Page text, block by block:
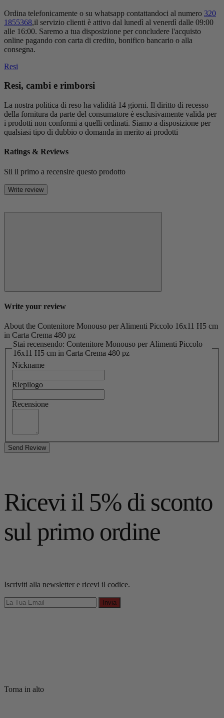
Ordina telefonicamente o su whatsapp contattandoci al numero 320
1855368,il servizio clienti è attivo dal lunedì al venerdì dalle 09:00
alle 16:00. Saremo a tua disposizione per concludere l'acquisto
online pagando con carta di credito, bonifico bancario o alla
consegna.
Resi
Resi, cambi e rimborsi
La nostra politica di reso ha validità 14 giorni. Il diritto di recesso
della fornitura da parte del consumatore è esclusivamente valida per
i prodotti non conformi a quelli ordinati. Siamo a disposizione per
qualsiasi tipo di dubbio o domanda in merito ai prodotti
Ratings & Reviews
Sii il primo a recensire questo prodotto
Write review
Write your review
About the Contenitore Monouso per Alimenti Piccolo 16x11 H5 cm
in Carta Crema 480 pz
Stai recensendo: Contenitore Monouso per Alimenti Piccolo
16x11 H5 cm in Carta Crema 480 pz
Nickname
Riepilogo
Recensione
Send Review
Ricevi il 5% di sconto
sul primo ordine
Iscriviti alla newsletter e ricevi il codice.
Invia
Torna in alto